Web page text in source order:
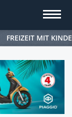
FREIZEIT MIT